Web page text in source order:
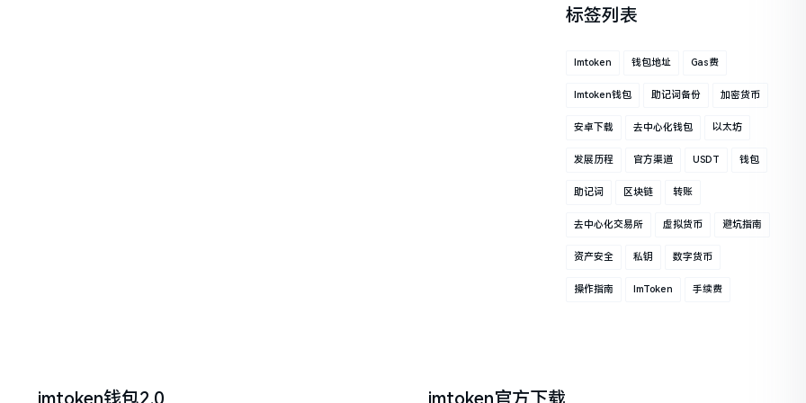
标签列表
Imtoken 钱包地址 Gas费
Imtoken钱包 助记词备份 加密货币
安卓下载 去中心化钱包 以太坊
发展历程 官方渠道 USDT 钱包
助记词 区块链 转账
去中心化交易所 虚拟货币 避坑指南
资产安全 私钥 数字货币
操作指南 ImToken 手续费